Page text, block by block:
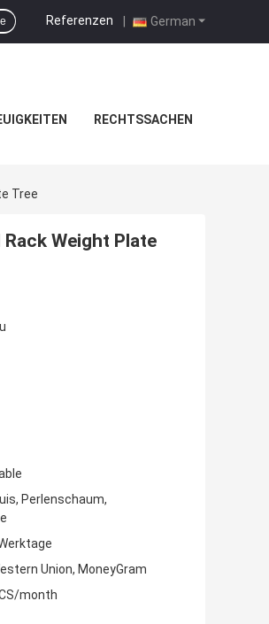
German
Referenzen |
RECHTSSACHEN
Tree
Weight Plate
Perlenschaum,
Union, MoneyGram
month